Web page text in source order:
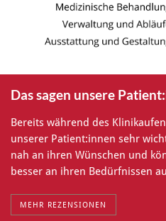
Das sagen unsere
Bereits während des
unserer Patient:innen sehr
nah an ihren Wünschen und
besser an ihren Bedürfnissen
MEHR REZENSIONEN